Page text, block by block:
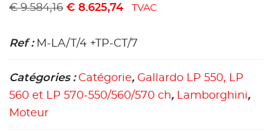
€9.584,16 € 8.625,74 TVAC
Ref : M-LA/T/4 +TP-CT/7
Catégories : Catégorie, Gallardo LP 550, LP
560 et LP 570-550/560/570 ch, Lamborghini,
Moteur